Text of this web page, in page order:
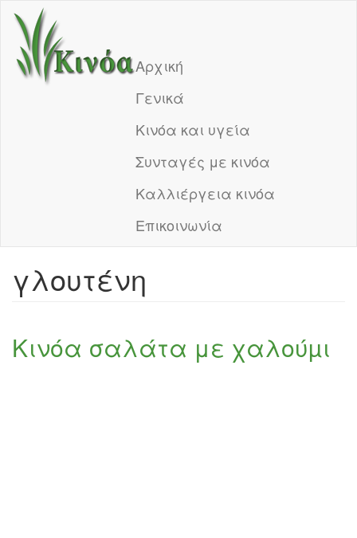
Skip
main
content
Main
navigation
Αρχική
Γενικά
Κινόα και υγεία
Συνταγές με κινόα
Καλλιέργεια κινόα
Επικοινωνία
γλουτένη
Κινόα σαλάτα με χαλούµι